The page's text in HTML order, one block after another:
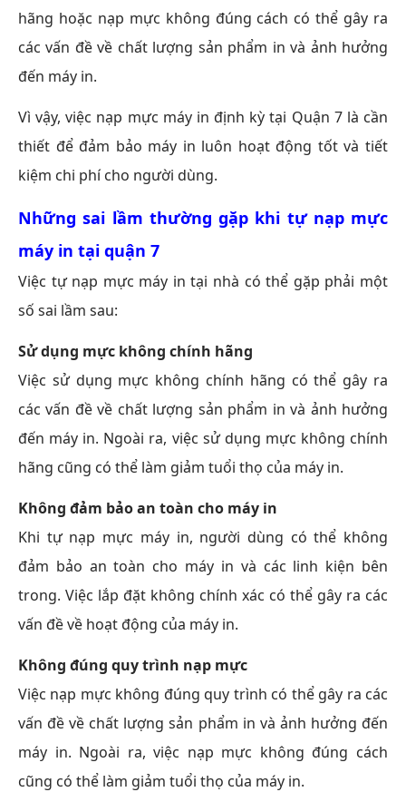
hãng hoặc nạp mực không đúng cách có thể gây ra
các vấn đề về chất lượng sản phẩm in và ảnh hưởng
đến máy in.
Vì vậy, việc nạp mực máy in định kỳ tại Quận 7 là cần
thiết để đảm bảo máy in luôn hoạt động tốt và tiết
kiệm chi phí cho người dùng.
Những sai lầm thường gặp khi tự nạp mực
máy in tại quận 7
Việc tự nạp mực máy in tại nhà có thể gặp phải một
số sai lầm sau:
Sử dụng mực không chính hãng
Việc sử dụng mực không chính hãng có thể gây ra
các vấn đề về chất lượng sản phẩm in và ảnh hưởng
đến máy in. Ngoài ra, việc sử dụng mực không chính
hãng cũng có thể làm giảm tuổi thọ của máy in.
Không đảm bảo an toàn cho máy in
Khi tự nạp mực máy in, người dùng có thể không
đảm bảo an toàn cho máy in và các linh kiện bên
trong. Việc lắp đặt không chính xác có thể gây ra các
vấn đề về hoạt động của máy in.
Không đúng quy trình nạp mực
Việc nạp mực không đúng quy trình có thể gây ra các
vấn đề về chất lượng sản phẩm in và ảnh hưởng đến
máy in. Ngoài ra, việc nạp mực không đúng cách
cũng có thể làm giảm tuổi thọ của máy in.